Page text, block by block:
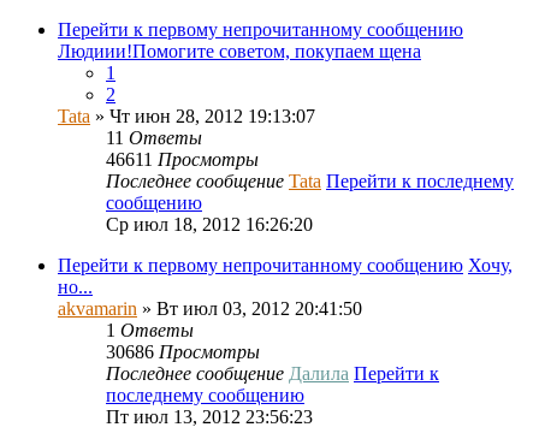
Перейти к первому непрочитанному сообщению
Людиии!Помогите советом, покупаем щена
1
2
Tata » Чт июн 28, 2012 19:13:07
11 Ответы
46611 Просмотры
Последнее сообщение Tata Перейти к последнему
сообщению
Ср июл 18, 2012 16:26:20
Перейти к первому непрочитанному сообщению Хочу,
но...
akvamarin » Вт июл 03, 2012 20:41:50
1 Ответы
30686 Просмотры
Последнее сообщение Далила Перейти к
последнему сообщению
Пт июл 13, 2012 23:56:23